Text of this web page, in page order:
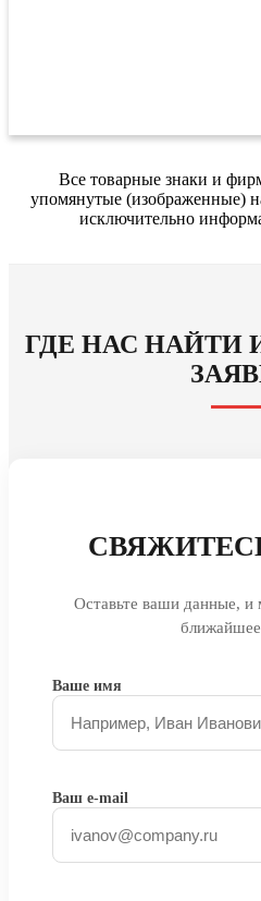
Все товарные знаки и
упомянутые (изображенные)
исключительно
ГДЕ НАС НАЙТИ
Оставьте ваши данные, и
Ваше имя
Ваш e-mail